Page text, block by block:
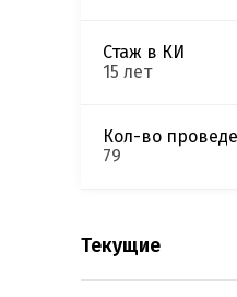
Стаж в КИ
15 лет
Кол-во
79
Текущие